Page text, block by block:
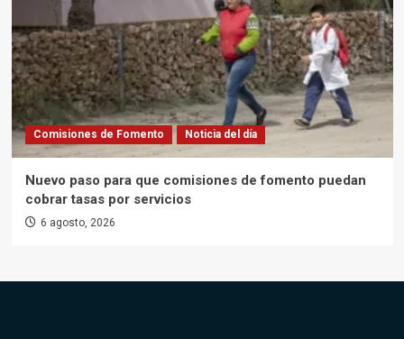
Comisiones de Fomento Noticia del día
Nuevo paso para que comisiones de fomento puedan
cobrar tasas por servicios
6 agosto, 2026